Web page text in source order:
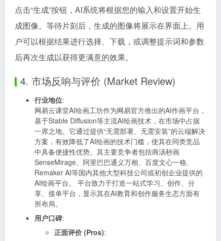
点击“生成”按钮，AI系统将根据您的输入和设置开始生
成图像。等待片刻后，生成的图像将展示在界面上。用
户可以根据结果进行选择、下载，或调整提示词和参数
后再次生成以获得更满意的效果。
4. 市场反响与评价 (Market Review)
行业地位:
网易云课堂AI绘画工坊作为网易官方推出的AI作画平台，
基于Stable Diffusion等主流AI绘画技术，在市场中占据
一席之地。它通过提供“无需部署、无需安装”的云端解决
方案，有效降低了AI绘画的技术门槛，使其在同类竞品
中具备便捷性优势。其主要竞争者包括商汤秒画
SenseMirage、阿里巴巴通义万相、百度文心一格、
Remaker AI等国内其他大型科技公司或初创企业提供的
AI绘画平台。 平台致力于打造一站式学习、创作、分
享、接单平台，显示其在AI教育和创作服务生态方面有
所布局。
用户口碑:
正面评价 (Pros):